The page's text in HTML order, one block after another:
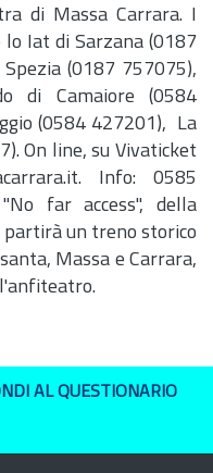
di Massa Carrara. I
Iat di Sarzana (0187
(0187 757075),
di Camaiore (0584
(0584 427201), La
On line, su Vivaticket
Info: 0585
far access", della
partirà un treno storico
Massa e Carrara,
AL QUESTIONARIO